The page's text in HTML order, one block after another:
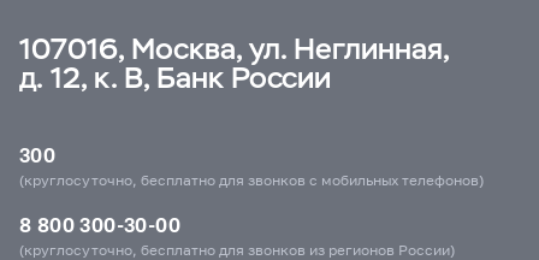
107016, Москва, ул. Неглинная,
д. 12, к. В, Банк России
300
(круглосуточно, бесплатно для звонков с мобильных телефонов)
8 800 300-30-00
(круглосуточно, бесплатно для звонков из регионов России)